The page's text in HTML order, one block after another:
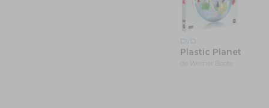
DVD
Plastic Planet
de Werner Boote